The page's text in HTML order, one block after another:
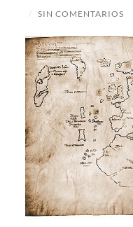
/ SIN COMENTARIOS